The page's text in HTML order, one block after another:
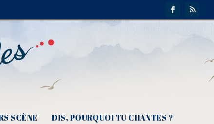
SCÈNE DIS, POURQUOI TU CHANTES ?